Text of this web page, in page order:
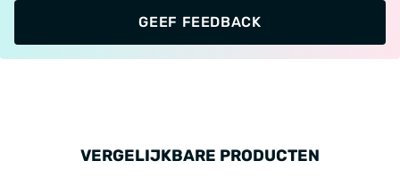
GEEF FEEDBACK
VERGELIJKBARE PRODUCTEN